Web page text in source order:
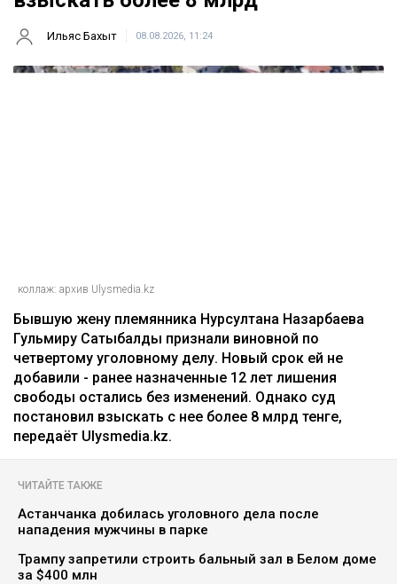
Ильяс Бахыт 08.08.2026, 11:24
коллаж: архив Ulysmedia.kz
Бывшую жену племянника Нурсултана Назарбаева
Гульмиру Сатыбалды признали виновной по
четвертому уголовному делу. Новый срок ей не
добавили - ранее назначенные 12 лет лишения
свободы остались без изменений. Однако суд
постановил взыскать с нее более 8 млрд тенге,
передаёт Ulysmedia.kz.
ЧИТАЙТЕ ТАКЖЕ
Астанчанка добилась уголовного дела после
нападения мужчины в парке
Трампу запретили строить бальный зал в Белом доме
за $400 млн